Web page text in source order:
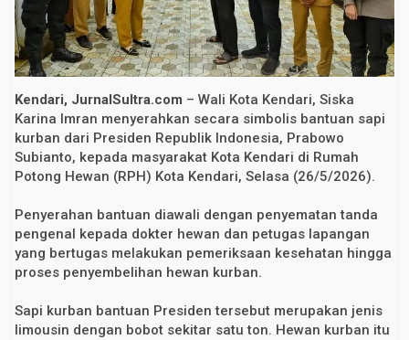
S
a
p
i
K
u
r
b
a
n
a
n
a
n
P
r
e
d
e
Kendari, JurnalSultra.com – Wali Kota Kendari, Siska
Karina Imran menyerahkan secara simbolis bantuan sapi
kurban dari Presiden Republik Indonesia, Prabowo
Subianto, kepada masyarakat Kota Kendari di Rumah
Potong Hewan (RPH) Kota Kendari, Selasa (26/5/2026).
Penyerahan bantuan diawali dengan penyematan tanda
pengenal kepada dokter hewan dan petugas lapangan
yang bertugas melakukan pemeriksaan kesehatan hingga
proses penyembelihan hewan kurban.
Sapi kurban bantuan Presiden tersebut merupakan jenis
limousin dengan bobot sekitar satu ton. Hewan kurban itu